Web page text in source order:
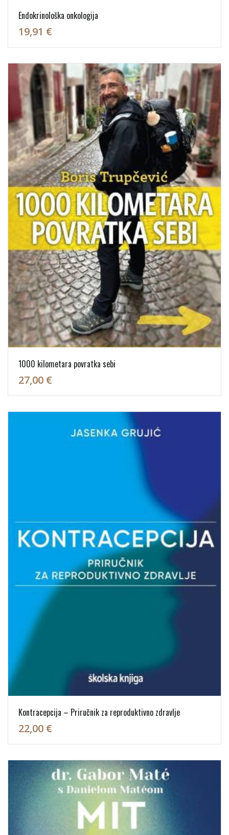
Endokrinološka onkologija
19,91 €
1000 kilometara povratka sebi
27,00 €
Kontracepcija – Priručnik za reproduktivno zdravlje
22,00 €